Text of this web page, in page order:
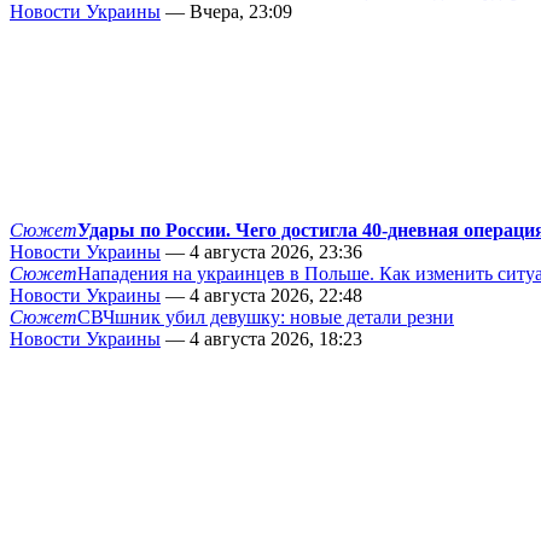
Новости Украины — Вчера, 23:09
СюжетУдары по России. Чего достигла 40-дневная
Новости Украины — 4 августа 2026, 23:36
СюжетНападения на украинцев в Польше. Как изменить
Новости Украины — 4 августа 2026, 22:48
СюжетСВЧшник убил девушку: новые детали резни
Новости Украины — 4 августа 2026, 18:23